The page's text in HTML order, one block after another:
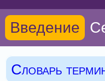
Введение
Словарь